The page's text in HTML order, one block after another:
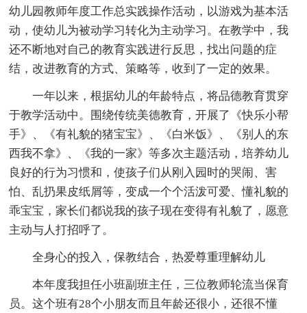
幼儿园教师年度工作总实践操作活动，以游戏为基本活
动，使幼儿为被动学习转化为主动学习。在教学中，我
还不断地对自己的教育实践进行反思，找出问题的症
结，改进教育的方式、策略等，收到了一定的效果。
一年以来，根据幼儿的年龄特点，将品德教育贯穿
于教学活动中。围绕传统美德教育，开展了《快乐小帮
手》、《有礼貌的猪宝宝》、《白米饭》、《别人的东
西我不拿》、《我的一家》等多次主题活动，培养幼儿
良好的行为习惯和，使孩子们从刚入园时的哭闹、害
怕、乱扔果皮纸屑等，变成一个个活泼可爱、懂礼貌的
乖宝宝，家长们都说我的孩子现在变得有礼貌了，愿意
主动与人打招呼了。
全身心的投入，保教结合，热爱尊重理解幼儿
本年度我担任小班副班主任，三位教师轮流当保育
员。这个班有28个小朋友而且年龄还很小，还很不懂